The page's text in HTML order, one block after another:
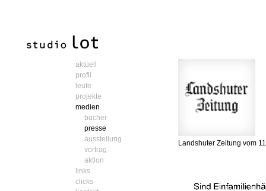
aktuell
profil
leute
projekte
medien
bücher
presse
ausstellung
vortrag
aktion
links
clicks
Landshuter Zeitung vom